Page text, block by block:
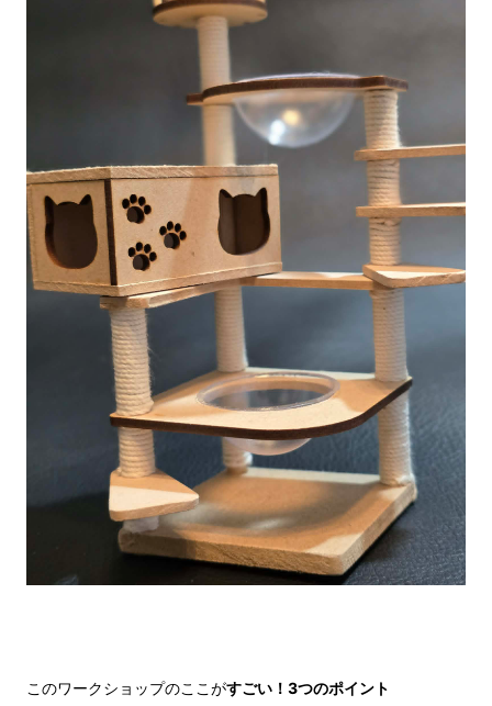
このワークショップのここがすごい！3つのポイント